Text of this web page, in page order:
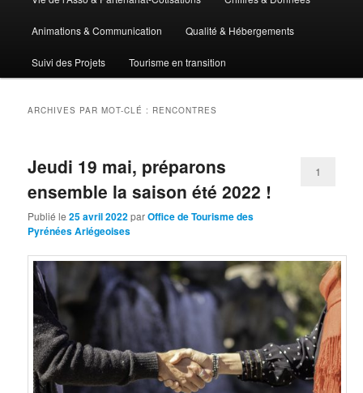
Animations & Communication Qualité & Hébergements
Suivi des Projets Tourisme en transition
ARCHIVES PAR MOT-CLÉ : RENCONTRES
Jeudi 19 mai, préparons
ensemble la saison été 2022 !
Publié le25 avril 2022parOffice de Tourisme des
Pyrénées Ariégeoises
1